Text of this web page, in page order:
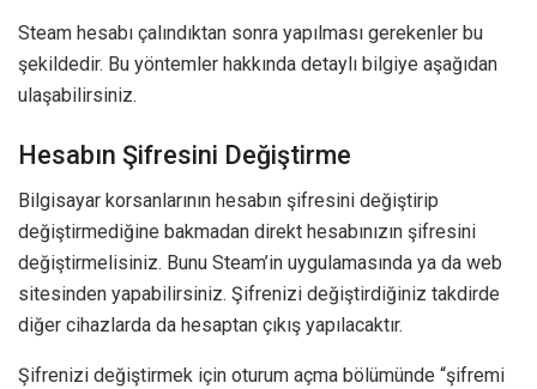
Steam hesabı çalındıktan sonra yapılması gerekenler bu
şekildedir. Bu yöntemler hakkında detaylı bilgiye aşağıdan
ulaşabilirsiniz.
Hesabın Şifresini Değiştirme
Bilgisayar korsanlarının hesabın şifresini değiştirip
değiştirmediğine bakmadan direkt hesabınızın şifresini
değiştirmelisiniz. Bunu Steam’in uygulamasında ya da web
sitesinden yapabilirsiniz. Şifrenizi değiştirdiğiniz takdirde
diğer cihazlarda da hesaptan çıkış yapılacaktır.
Şifrenizi değiştirmek için oturum açma bölümünde “şifremi